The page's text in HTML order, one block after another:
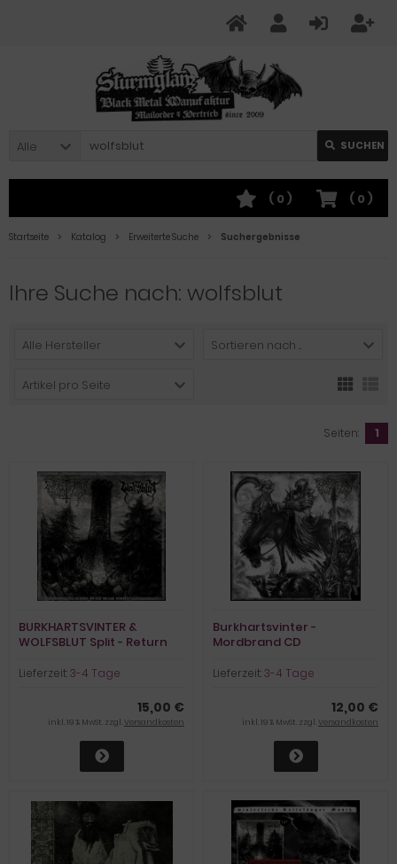
Alle SUCHEN
( 0 )
( 0 )
Startseite Katalog Erweiterte Suche Suchergebnisse
Ihre Suche nach: wolfsblut
Alle Hersteller Sortieren nach ...
Artikel pro Seite
Seiten: 1
BURKHARTSVINTER &
WOLFSBLUT Split - Return
Gatefold Vinyl
Lieferzeit:3-4 Tage
15,00 €
inkl. 19 % MwSt. zzgl.Versandkosten
Burkhartsvinter -
Mordbrand CD
Lieferzeit:3-4 Tage
12,00 €
inkl. 19 % MwSt. zzgl.Versandkosten